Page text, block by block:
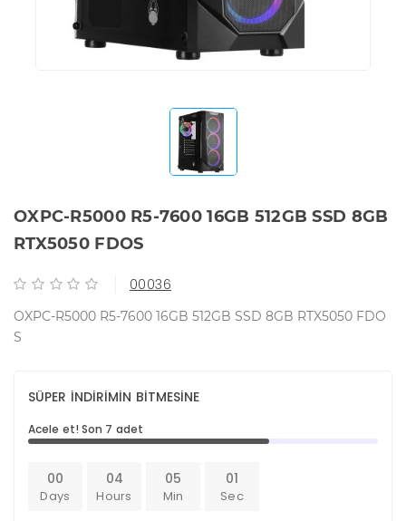
OXPC-R5000 R5-7600 16GB 512GB SSD 8GB
RTX5050 FDOS
00036
OXPC-R5000 R5-7600 16GB 512GB SSD 8GB RTX5050 FDO
S
SÜPER İNDİRİMİN BİTMESİNE
Acele et! Son 7 adet
00
Days
04
Hours
05
Min
01
Sec